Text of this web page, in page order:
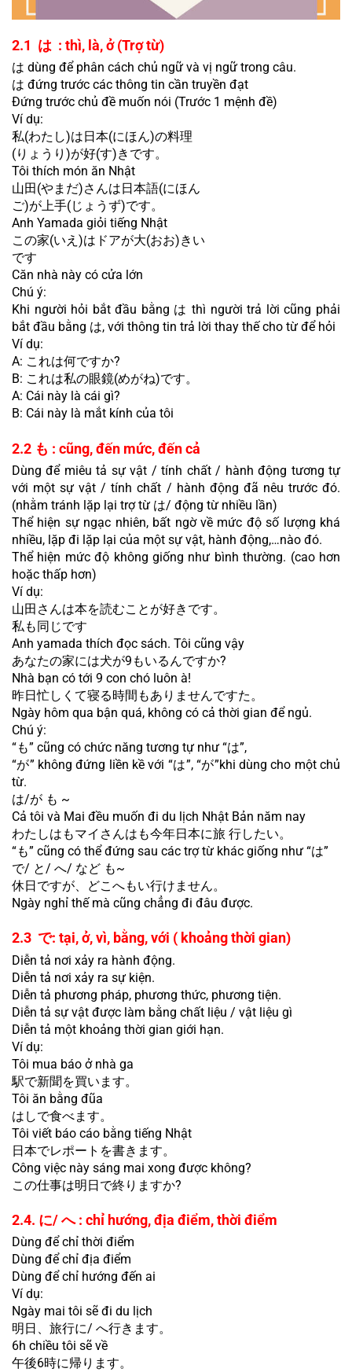
2.1  は  : thì, là, ở (Trợ từ)
は dùng để phân cách chủ ngữ và vị ngữ trong câu.
は đứng trước các thông tin cần truyền đạt
Đứng trước chủ đề muốn nói (Trước 1 mệnh đề)
Ví dụ:
私(わたし)は日本(にほん)の料理
(りょうり)が好(す)きです。
Tôi thích món ăn Nhật
山田(やまだ)さんは日本語(にほん
ご)が上手(じょうず)です。
Anh Yamada giỏi tiếng Nhật
この家(いえ)はドアが大(おお)きい
です
Căn nhà này có cửa lớn
Chú ý:
Khi người hỏi bắt đầu bằng は thì người trả lời cũng phải
bắt đầu bằng は, với thông tin trả lời thay thế cho từ để hỏi
Ví dụ:
A: これは何ですか?
B: これは私の眼鏡(めがね)です。
A: Cái này là cái gì?
B: Cái này là mắt kính của tôi
2.2 も : cũng, đến mức, đến cả
Dùng để miêu tả sự vật / tính chất / hành động tương tự
với một sự vật / tính chất / hành động đã nêu trước đó.
(nhằm tránh lặp lại trợ từ は/ động từ nhiều lần)
Thể hiện sự ngạc nhiên, bất ngờ về mức độ số lượng khá
nhiều, lặp đi lặp lại của một sự vật, hành động,…nào đó.
Thể hiện mức độ không giống như bình thường. (cao hơn
hoặc thấp hơn)
Ví dụ:
山田さんは本を読むことが好きです。
私も同じです
Anh yamada thích đọc sách. Tôi cũng vậy
あなたの家には犬が9もいるんですか?
Nhà bạn có tới 9 con chó luôn à!
昨日忙しくて寝る時間もありませんですた。
Ngày hôm qua bận quá, không có cả thời gian để ngủ.
Chú ý:
“も” cũng có chức năng tương tự như “は”,
“が” không đứng liền kề với “は”, “が”khi dùng cho một chủ
từ.
は/が も ~
Cả tôi và Mai đều muốn đi du lịch Nhật Bản năm nay
わたしはもマイさんはも今年日本に旅 行したい。
“も” cũng có thể đứng sau các trợ từ khác giống như “は”
で/ と/ へ/ など も~
休日ですが、どこへもい行けません。
Ngày nghỉ thế mà cũng chẳng đi đâu được.
2.3  で: tại, ở, vì, bằng, với ( khoảng thời gian)
Diễn tả nơi xảy ra hành động.
Diễn tả nơi xảy ra sự kiện.
Diễn tả phương pháp, phương thức, phương tiện.
Diễn tả sự vật được làm bằng chất liệu / vật liệu gì
Diễn tả một khoảng thời gian giới hạn.
Ví dụ:
Tôi mua báo ở nhà ga
駅で新聞を買います。
Tôi ăn bằng đũa
はしで食べます。
Tôi viết báo cáo bằng tiếng Nhật
日本でレポートを書きます。
Công việc này sáng mai xong được không?
この仕事は明日で終りますか?
2.4. に/ へ : chỉ hướng, địa điểm, thời điểm
Dùng để chỉ thời điểm
Dùng để chỉ địa điểm
Dùng để chỉ hướng đến ai
Ví dụ:
Ngày mai tôi sẽ đi du lịch
明日、旅行に/ へ行きます。
6h chiều tôi sẽ về
午後6時に帰ります。